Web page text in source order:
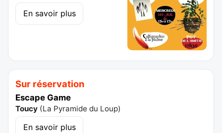
En savoir plus
Sur réservation
Escape Game
Toucy (La Pyramide du Loup)
En savoir plus